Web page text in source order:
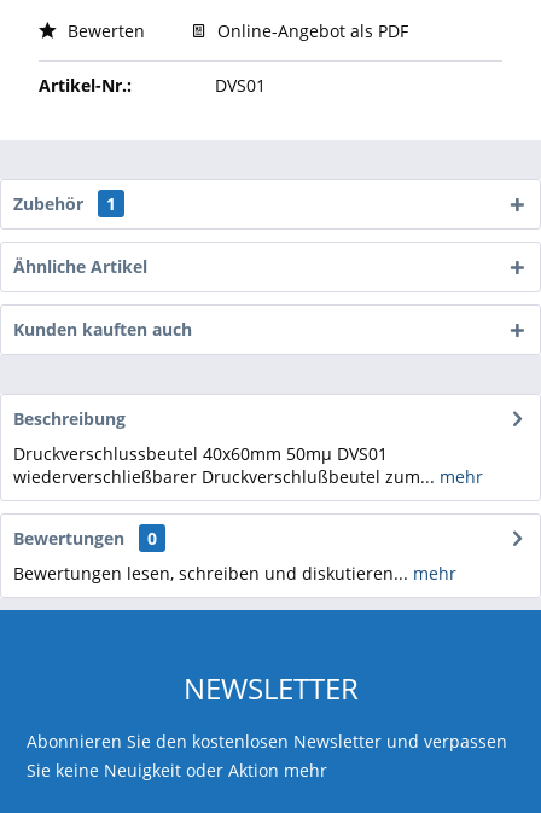
Bewerten
Online-Angebot als PDF
Artikel-Nr.: DVS01
Zubehör 1
Ähnliche Artikel
Kunden kauften auch
Beschreibung
Druckverschlussbeutel 40x60mm 50mµ DVS01
wiederverschließbarer Druckverschlußbeutel zum... mehr
Bewertungen
0
Bewertungen lesen, schreiben und diskutieren... mehr
NEWSLETTER
Abonnieren Sie den kostenlosen Newsletter und verpassen
Sie keine Neuigkeit oder Aktion mehr